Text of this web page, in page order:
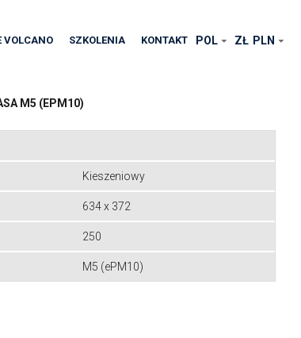
VOLCANO SZKOLENIA KONTAKT POL ZŁ PLN
M5 (EPM10)
Kieszeniowy
634 x 372
250
M5 (ePM10)